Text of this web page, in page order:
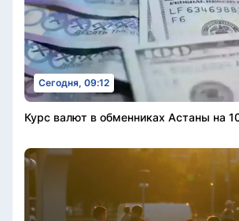
Сегодня, 09:12
Курс валют в обменниках Астаны на